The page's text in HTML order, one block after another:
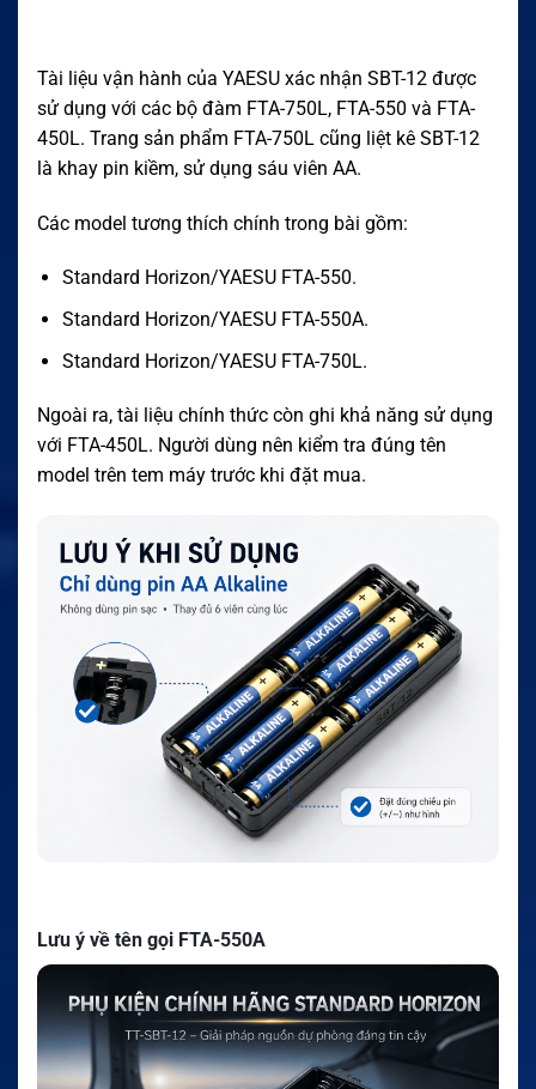
Tài liệu vận hành của YAESU xác nhận SBT-12 được
sử dụng với các bộ đàm FTA-750L, FTA-550 và FTA-
450L. Trang sản phẩm FTA-750L cũng liệt kê SBT-12
là khay pin kiềm, sử dụng sáu viên AA.
Các model tương thích chính trong bài gồm:
Standard Horizon/YAESU FTA-550.
Standard Horizon/YAESU FTA-550A.
Standard Horizon/YAESU FTA-750L.
Ngoài ra, tài liệu chính thức còn ghi khả năng sử dụng
với FTA-450L. Người dùng nên kiểm tra đúng tên
model trên tem máy trước khi đặt mua.
Lưu ý về tên gọi FTA-550A